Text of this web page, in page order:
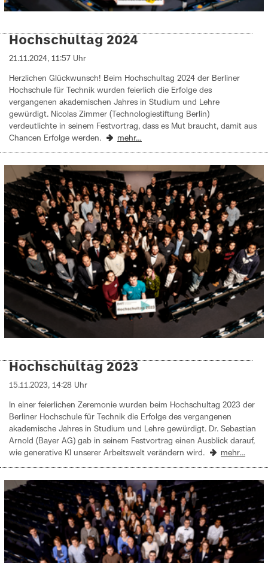
Hochschultag 2024
21.11.2024, 11:57 Uhr
Herzlichen Glückwunsch! Beim Hochschultag 2024 der Berliner
Hochschule für Technik wurden feierlich die Erfolge des
vergangenen akademischen Jahres in Studium und Lehre
gewürdigt. Nicolas Zimmer (Technologiestiftung Berlin)
verdeutlichte in seinem Festvortrag, dass es Mut braucht, damit aus
Chancen Erfolge werden.
mehr…
Hochschultag 2023
15.11.2023, 14:28 Uhr
In einer feierlichen Zeremonie wurden beim Hochschultag 2023 der
Berliner Hochschule für Technik die Erfolge des vergangenen
akademische Jahres in Studium und Lehre gewürdigt. Dr. Sebastian
Arnold (Bayer AG) gab in seinem Festvortrag einen Ausblick darauf,
wie generative KI unserer Arbeitswelt verändern wird.
mehr…